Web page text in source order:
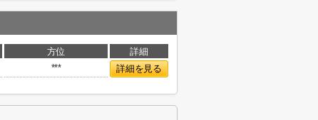
方位
詳細
*** 詳細を見る